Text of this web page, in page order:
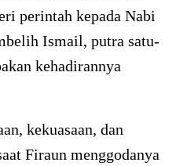
perintah kepada Nabi
Ismail, putra satu-
kehadirannya
kekuasaan, dan
Firaun menggodanya